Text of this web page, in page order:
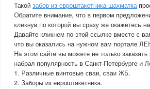
Такой забор из евроштакетника шахматка
Обратите внимание, что в первом
кликнув по которой вы сразу же окажетесь
Давайте кликнем по этой ссылке вместе с
что вы оказались на нужном вам портале
На этом сайте вы можете не только
набрал популярность в Санкт-Петербурге и
1. Различные винтовые сваи, сваи ЖБ.
2. Заборы из евроштакетника.